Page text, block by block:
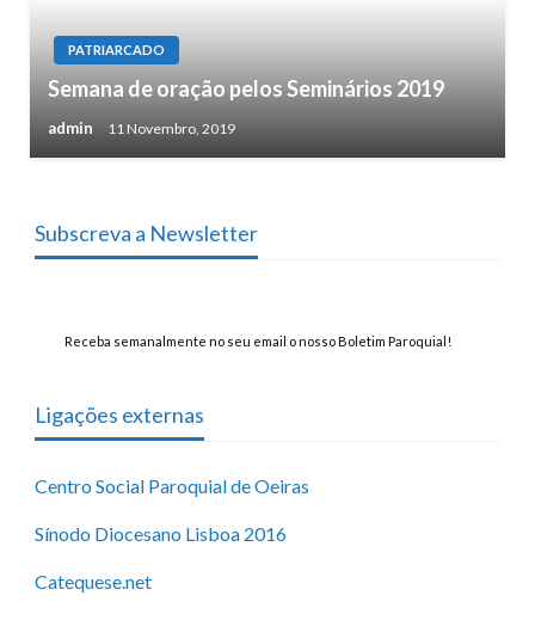
PATRIARCADO
Semana de oração pelos Seminários 2019
admin 11 Novembro, 2019
Subscreva a Newsletter
Receba semanalmente no seu email o nosso Boletim Paroquial!
Ligações externas
Centro Social Paroquial de Oeiras
Sínodo Diocesano Lisboa 2016
Catequese.net